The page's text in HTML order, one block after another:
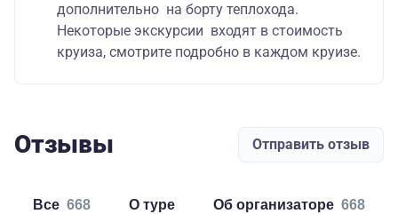
дополнительно на борту теплохода.
Некоторые экскурсии входят в стоимость
круиза, смотрите подробно в каждом круизе.
Отзывы Отправить отзыв
Все 668 о туре об организаторе 668